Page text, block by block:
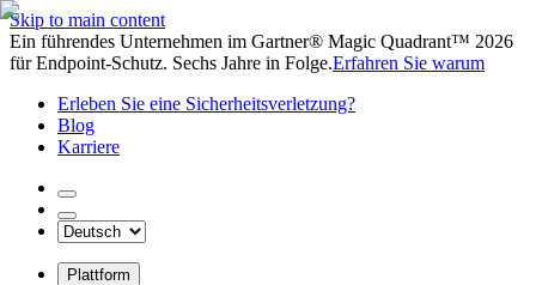
Skip to main content
Ein führendes Unternehmen im Gartner® Magic Quadrant™ 2026
für Endpoint-Schutz. Sechs Jahre in Folge.Erfahren Sie warum
Erleben Sie eine Sicherheitsverletzung?
Blog
Karriere
Plattform